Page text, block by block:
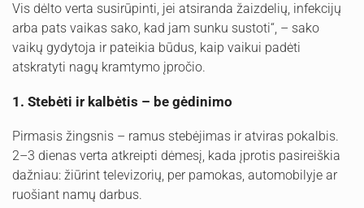
Vis dėlto verta susirūpinti, jei atsiranda žaizdelių, infekcijų
arba pats vaikas sako, kad jam sunku sustoti“, – sako
vaikų gydytoja ir pateikia būdus, kaip vaikui padėti
atskratyti nagų kramtymo įpročio.
1. Stebėti ir kalbėtis – be gėdinimo
Pirmasis žingsnis – ramus stebėjimas ir atviras pokalbis.
2–3 dienas verta atkreipti dėmesį, kada įprotis pasireiškia
dažniau: žiūrint televizorių, per pamokas, automobilyje ar
ruošiant namų darbus.